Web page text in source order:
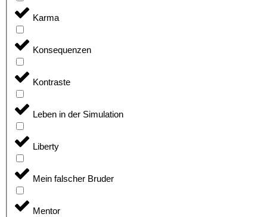
Karma
Konsequenzen
Kontraste
Leben in der Simulation
Liberty
Mein falscher Bruder
Mentor